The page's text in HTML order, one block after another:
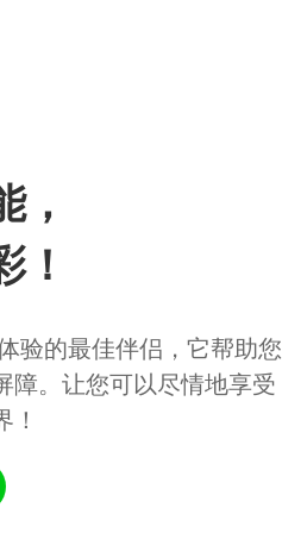
，
！
验的最佳伴侣，它帮助您
障。让您可以尽情地享受